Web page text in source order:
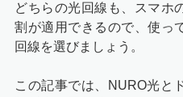
どちらの光回線も、スマホ
割が適用できるので、使っ
回線を選びましょう。
この記事では、NURO光と